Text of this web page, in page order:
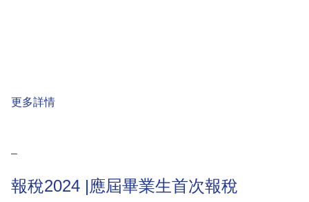
更多詳情
–
報稅2024 |應屆畢業生首次報稅